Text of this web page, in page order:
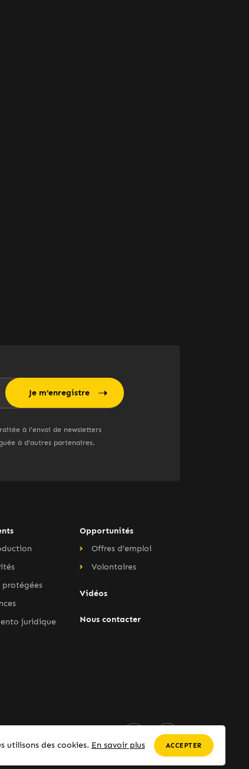
utilisons des cookies. En savoir plus ACCEPTER
Je m'enregistre
à l'envoi de newsletters
à d'autres partenaires.
protégées
juridique
Opportunités
Offres d’emploi
Volontaires
Vidéos
Nous contacter